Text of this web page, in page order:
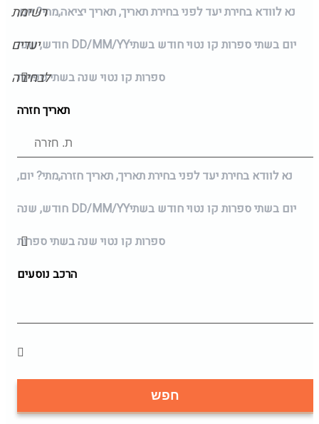
רשימת
יעדים
לבחירה
נא לוודא בחירת יעד לפני בחירת תאריך,תאריך יציאה,מתי? יום,
DD/MM/YYיום בשתי ספרות קו נטוי חודש בשתי
ספרות קו נטוי שנה בשתי ספרות
תאריך חזרה
נא לוודא בחירת יעד לפני בחירת תאריך,תאריך חזרה,מתי? יום,
DD/MM/YYיום בשתי ספרות קו נטוי חודש בשתי
ספרות קו נטוי שנה בשתי ספרות
הרכב נוסעים
חפש